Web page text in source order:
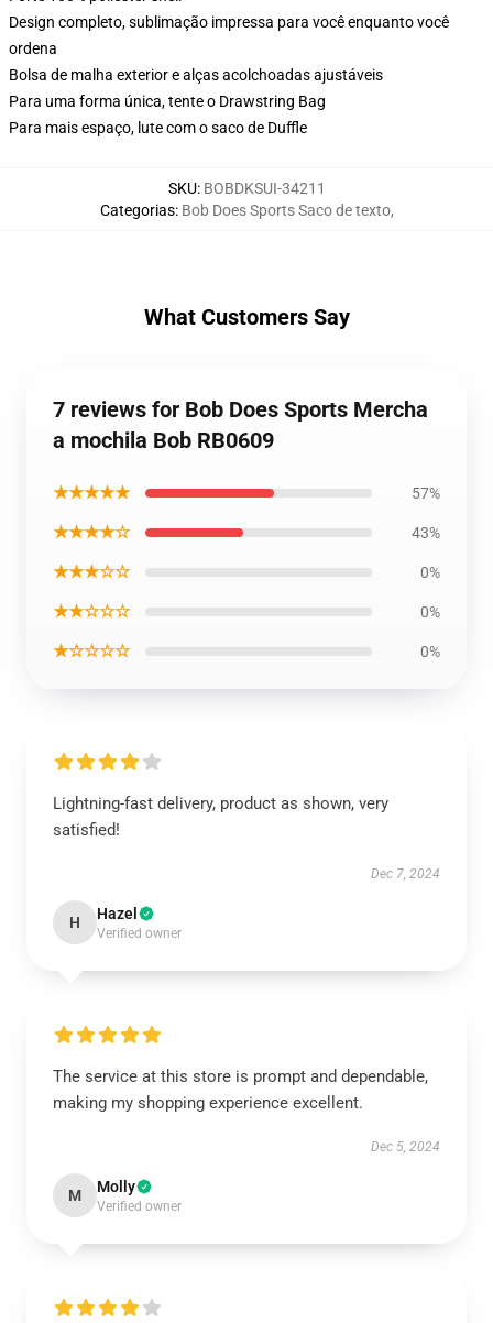
Design completo, sublimação impressa para você enquanto você
ordena
Bolsa de malha exterior e alças acolchoadas ajustáveis
Para uma forma única, tente o Drawstring Bag
Para mais espaço, lute com o saco de Duffle
SKU: BOBDKSUI-34211
Categorias: Bob Does Sports Saco de texto,
What Customers Say
7 reviews for Bob Does Sports Mercha
a mochila Bob RB0609
★★★★★ 57%
★★★★☆ 43%
★★★☆☆ 0%
★★☆☆☆ 0%
★☆☆☆☆ 0%
Lightning-fast delivery, product as shown, very
satisfied!
Dec 7, 2024
H Hazel
Verified owner
The service at this store is prompt and dependable,
making my shopping experience excellent.
Dec 5, 2024
M Molly
Verified owner